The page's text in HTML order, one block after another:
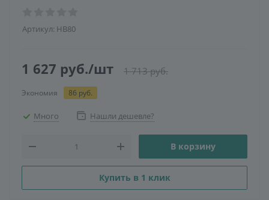
Артикул: HB80
1 627 руб./шт 1 713руб.
Экономия 86 руб.
Много Нашли дешевле?
В корзину
Купить в 1 клик